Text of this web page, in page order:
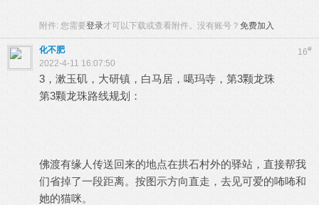
附件: 您需要登录才可以下载或查看附件。没有账号？ 免费加入
16#
化不肥
2022-4-11 16:07:50
3，漱玉矶，大研镇，白马居，噶玛寺，第3颗龙珠
第3颗龙珠路线规划：
佛渡有缘人传送回来的地点在拱石村外的驿站，直接帮我
们省掉了一段距离。按图示方向直走，去见可爱的咘咘和
她的猫咪。